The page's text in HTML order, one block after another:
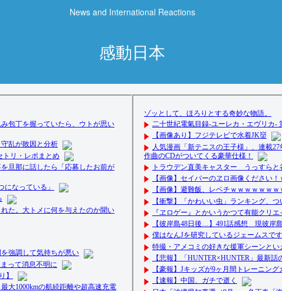
News and International Reactions
感動日本